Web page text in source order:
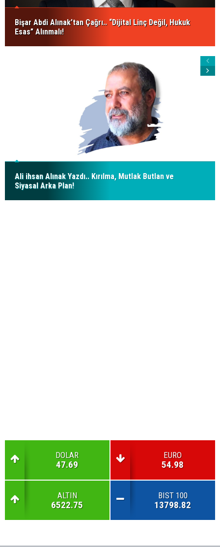
Bişar Abdi Alınak’tan Çağrı.. “Dijital Linç Değil, Hukuk
Esas” Alınmalı!
Ali ihsan Alınak Yazdı.. Kırılma, Mutlak Butlan ve
Siyasal Arka Plan!
DOLAR
47.69
EURO
54.98
ALTIN
6522.75
BIST 100
13798.82